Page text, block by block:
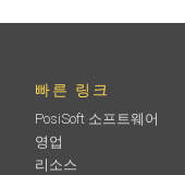
빠른 링크
PosiSoft 소프트웨어
영업
리소스